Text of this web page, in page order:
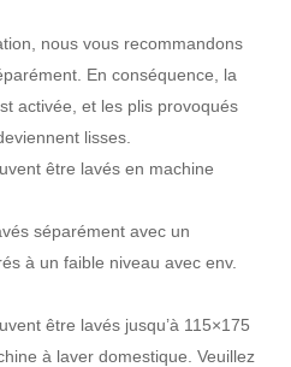
nous vous recommandons
En conséquence, la
activée, et les plis provoqués
lisses.
être lavés en machine
séparément avec un
à un faible niveau avec env.
être lavés jusqu’à 115×175
à laver domestique. Veuillez